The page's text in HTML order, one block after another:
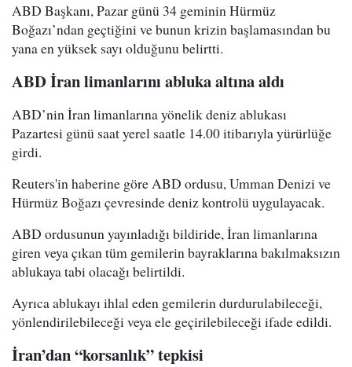
ABD Başkanı, Pazar günü 34 geminin Hürmüz
Boğazı’ndan geçtiğini ve bunun krizin başlamasından bu
yana en yüksek sayı olduğunu belirtti.
ABD İran limanlarını abluka altına aldı
ABD’nin İran limanlarına yönelik deniz ablukası
Pazartesi günü saat yerel saatle 14.00 itibarıyla yürürlüğe
girdi.
Reuters'in haberine göre ABD ordusu, Umman Denizi ve
Hürmüz Boğazı çevresinde deniz kontrolü uygulayacak.
ABD ordusunun yayınladığı bildiride, İran limanlarına
giren veya çıkan tüm gemilerin bayraklarına bakılmaksızın
ablukaya tabi olacağı belirtildi.
Ayrıca ablukayı ihlal eden gemilerin durdurulabileceği,
yönlendirilebileceği veya ele geçirilebileceği ifade edildi.
İran’dan “korsanlık” tepkisi